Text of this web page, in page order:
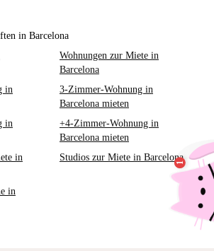
in Barcelona
Wohnungen zur Miete in
Barcelona
in
3-Zimmer-Wohnung in
Barcelona mieten
in
+4-Zimmer-Wohnung in
Barcelona mieten
in
Studios zur Miete in Barcelona
in